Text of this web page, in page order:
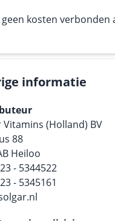
geen kosten verbonden
informatie
Vitamins (Holland) BV
88
Heiloo
- 5344522
- 5345161